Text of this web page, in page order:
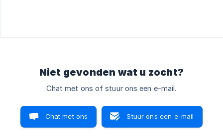
Niet gevonden wat u zocht?
Chat met ons of stuur ons een e-mail.
Chat met ons Stuur ons een e-mail